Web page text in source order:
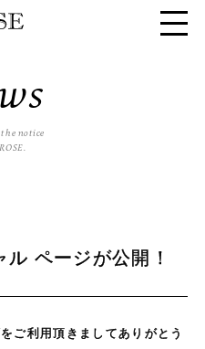
notice
ル ページが公開！
ご利用頂きましてありがとう